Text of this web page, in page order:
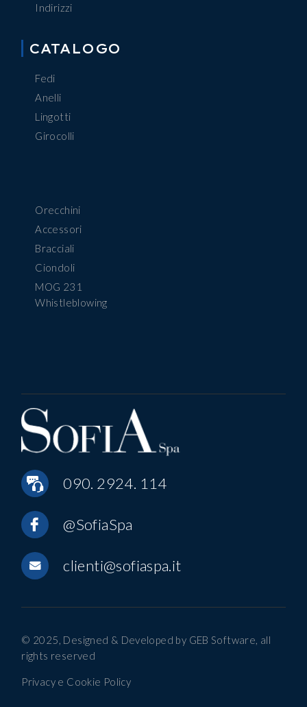
Indirizzi
CATALOGO
Fedi
Anelli
Lingotti
Girocolli
Orecchini
Accessori
Bracciali
Ciondoli
MOG 231
Whistleblowing
090. 2924. 114
@SofiaSpa
clienti@sofiaspa.it
© 2025, Designed & Developed by GEB Software, all
rights reserved
Privacy e Cookie Policy